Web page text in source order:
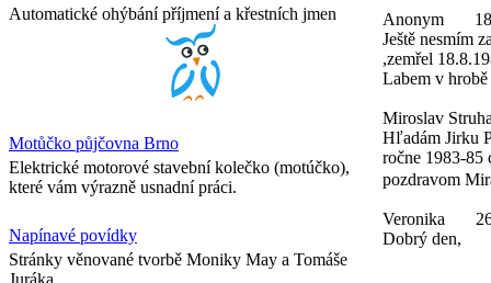
Automatické ohýbání příjmení a křestních jmen
Motůčko půjčovna Brno
Elektrické motorové stavební kolečko (motúčko),
které vám výrazně usnadní práci.
Napínavé povídky
Stránky věnované tvorbě Moniky May a Tomáše
Juráka.
Anonym
Ještě nesmím
,zemřel
Labem v
Miroslav
Hľadám Jirku
ročne 1983-85
pozdravom
Veronika
Dobrý den,